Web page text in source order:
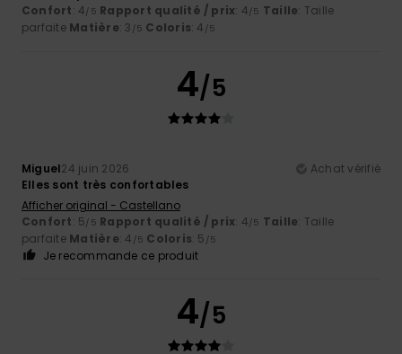
Confort: 4/5 Rapport qualité / prix: 4/5 Taille: Taille
parfaite Matière: 3 /5 Coloris: 4 /5
4/5
Miguel24 juin 2026
Achat vérifié
Elles sont très confortables
Afficher original - Castellano
Confort: 5/5 Rapport qualité / prix: 4/5 Taille: Taille
parfaite Matière: 4 /5 Coloris: 5 /5
Je recommande ce produit
4/5